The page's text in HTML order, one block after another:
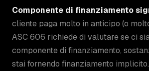
Componente di finanziamento
cliente paga molto in anticipo (o
ASC 606 richiede di valutare se ci
componente di finanziamento,
stai fornendo finanziamento